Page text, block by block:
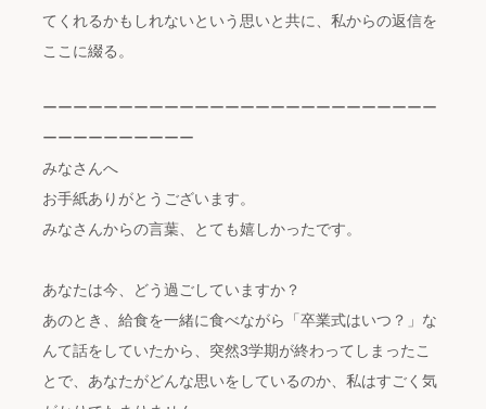
てくれるかもしれないという思いと共に、私からの返信を
ここに綴る。
ーーーーーーーーーーーーーーーーーーーーーーーーーー
ーーーーーーーーーー
みなさんへ
お手紙ありがとうございます。
みなさんからの言葉、とても嬉しかったです。
あなたは今、どう過ごしていますか？
あのとき、給食を一緒に食べながら「卒業式はいつ？」な
んて話をしていたから、突然3学期が終わってしまったこ
とで、あなたがどんな思いをしているのか、私はすごく気